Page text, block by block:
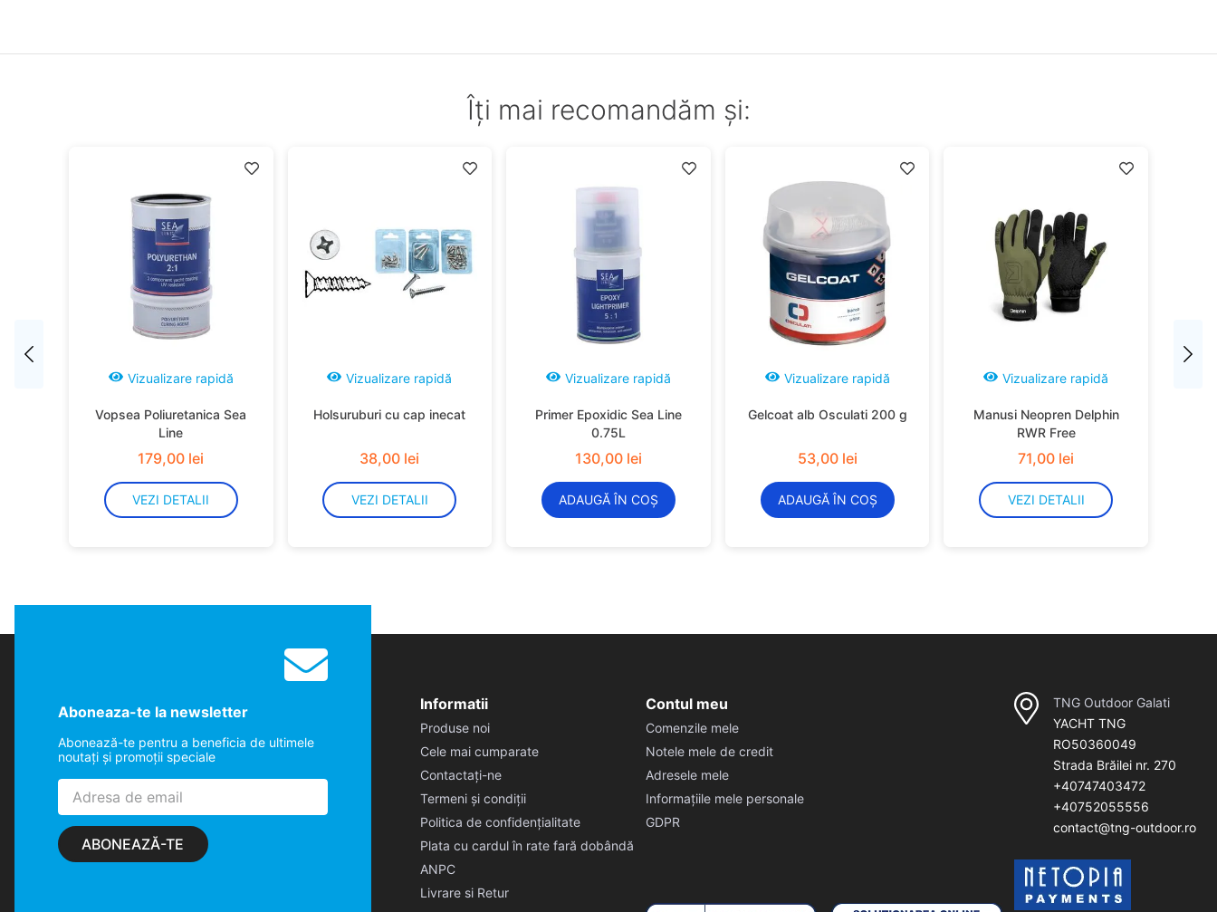
Îți mai recomandăm și:
Vizualizare rapidă
Vopsea Poliuretanica Sea
Line
179,00 lei
VEZI DETALII
Vizualizare rapidă
Holsuruburi cu cap inecat
38,00 lei
VEZI DETALII
Vizualizare rapidă
Primer Epoxidic Sea Line
0.75L
130,00 lei
ADAUGĂ ÎN COȘ
Vizualizare rapidă
Gelcoat alb Osculati 200 g
53,00 lei
ADAUGĂ ÎN COȘ
Vizualizare rapidă
Manusi Neopren Delphin
RWR Free
71,00 lei
VEZI DETALII
Aboneaza-te la newsletter
Abonează-te pentru a beneficia de ultimele
noutaţi şi promoţii speciale
ABONEAZĂ-TE
Informatii
Produse noi
Cele mai cumparate
Contactați-ne
Termeni și condiții
Politica de confidențialitate
Plata cu cardul în rate fară dobândă
ANPC
Livrare si Retur
Contul meu
Comenzile mele
Notele mele de credit
Adresele mele
Informațiile mele personale
GDPR
TNG Outdoor Galati
YACHT TNG
RO50360049
Strada Brăilei nr. 270
+40747403472
+40752055556
contact@tng-outdoor.ro